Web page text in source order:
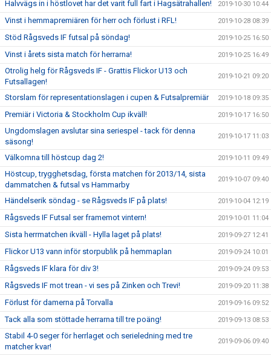
Halvvägs in i höstlovet har det varit full fart i Hagsätrahallen! 2019-10-30 10:44
Vinst i hemmapremiären för herr och förlust i RFL! 2019-10-28 08:39
Stöd Rågsveds IF futsal på söndag! 2019-10-25 16:50
Vinst i årets sista match för herrarna! 2019-10-25 16:49
Otrolig helg för Rågsveds IF - Grattis Flickor U13 och
Futsallagen!
2019-10-21 09:20
Storslam för representationslagen i cupen & Futsalpremiär 2019-10-18 09:35
Premiär i Victoria & Stockholm Cup ikväll! 2019-10-17 16:50
Ungdomslagen avslutar sina seriespel - tack för denna
säsong!
2019-10-17 11:03
Välkomna till höstcup dag 2! 2019-10-11 09:49
Höstcup, trygghetsdag, första matchen för 2013/14, sista
dammatchen & futsal vs Hammarby
2019-10-07 09:40
Händelserik söndag - se Rågsveds IF på plats! 2019-10-04 12:19
Rågsveds IF Futsal ser framemot vintern! 2019-10-01 11:04
Sista herrmatchen ikväll - Hylla laget på plats! 2019-09-27 12:41
Flickor U13 vann inför storpublik på hemmaplan 2019-09-24 10:01
Rågsveds IF klara för div 3! 2019-09-24 09:53
Rågsveds IF mot trean - vi ses på Zinken och Trevi! 2019-09-20 11:38
Förlust för damerna på Torvalla 2019-09-16 09:52
Tack alla som stöttade herrarna till tre poäng! 2019-09-13 08:53
Stabil 4-0 seger för herrlaget och serieledning med tre
matcher kvar!
2019-09-06 09:40